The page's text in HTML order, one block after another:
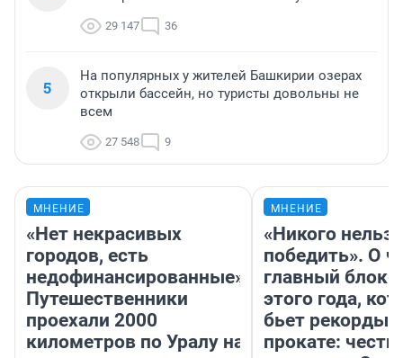
29 147 36
5
На популярных у жителей Башкирии озерах
открыли бассейн, но туристы довольны не
всем
27 548 9
МНЕНИЕ
«Нет некрасивых
городов, есть
недофинансированные».
Путешественники
проехали 2000
километров по Уралу на
МНЕНИЕ
«Никого нельзя
победить». О
главный
этого года,
бьет рекорды в
прокате: